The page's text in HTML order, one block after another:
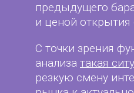
предыдущего
и ценой
С точки зрения
анализа такая
резкую смену